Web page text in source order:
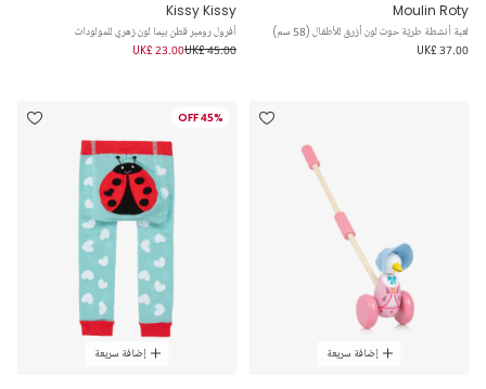
Moulin Roty
لعبة أنشطة طريّة حوت لون أزرق للأطفال (58 سم)
UK£ 37.00
Kissy Kissy
أفرول رومبر قطن بيما لون زهري للمولودات
UK£ 45.00
UK£ 23.00
إضافة سريعة
45% OFF
إضافة سريعة